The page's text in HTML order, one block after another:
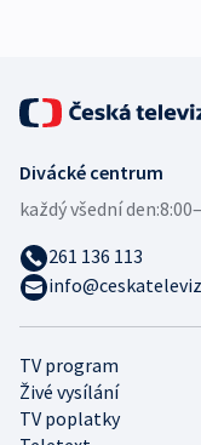
TV program
Živé vysílání
TV poplatky
Divácké centrum
každý všední den:
261 136 113